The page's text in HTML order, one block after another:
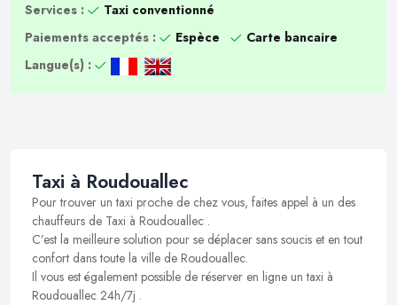
Services :
Taxi conventionné
Paiements acceptés :
Espèce
Carte bancaire
Langue(s) :
Taxi à Roudouallec
Pour trouver un taxi proche de chez vous, faites appel à un des
chauffeurs de Taxi à Roudouallec .
C’est la meilleure solution pour se déplacer sans soucis et en tout
confort dans toute la ville de Roudouallec.
Il vous est également possible de réserver en ligne un taxi à
Roudouallec 24h/7j .